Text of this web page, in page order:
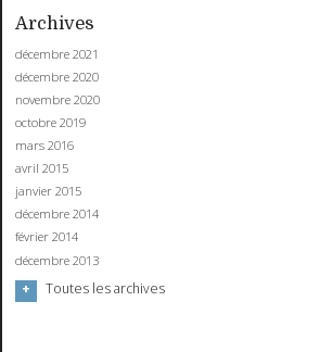
Archives
décembre 2021
décembre 2020
novembre 2020
octobre 2019
mars 2016
avril 2015
janvier 2015
décembre 2014
février 2014
décembre 2013
Toutes les archives